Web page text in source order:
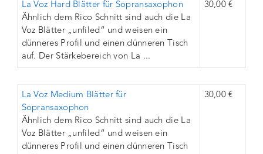
La Voz Hard Blätter für Sopransaxophon
Ähnlich dem Rico Schnitt sind auch die La
Voz Blätter „unfiled“ und weisen ein
dünneres Profil und einen dünneren Tisch
auf. Der Stärkebereich von La ...
30,00 €
La Voz Medium Blätter für
Sopransaxophon
Ähnlich dem Rico Schnitt sind auch die La
Voz Blätter „unfiled“ und weisen ein
dünneres Profil und einen dünneren Tisch
30,00 €